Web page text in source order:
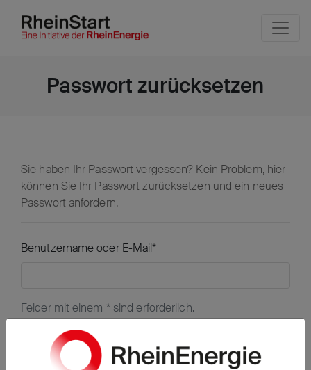
Seite
Passwort zurücksetzen
Sie haben Ihr Passwort vergessen? Kein Problem, hier
können Sie Ihr Passwort zurücksetzen und ein neues
Passwort anfordern.
Benutzername oder E-Mail*
Felder mit einem * sind erforderlich.
Ein neues Passwort anfordern